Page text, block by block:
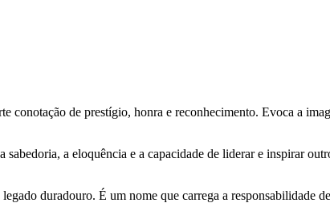
de prestígio, honra e reconhecimento. Evoca a
a eloquência e a capacidade de liderar e inspirar
duradouro. É um nome que carrega a responsabilidade